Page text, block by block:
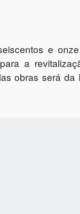
e
a
obras será da